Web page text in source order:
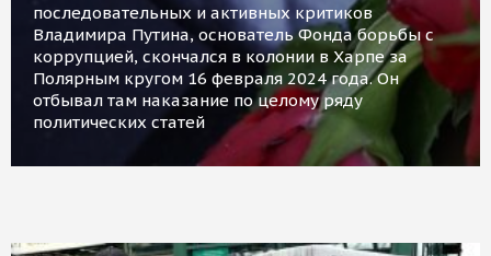
последовательных и активных критиков
Владимира Путина, основатель Фонда борьбы с
коррупцией, скончался в колонии в Харпе за
Полярным кругом 16 февраля 2024 года. Он
отбывал там наказание по целому ряду
политических статей